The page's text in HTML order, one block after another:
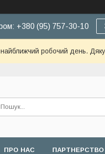
+380 (95) 757-30-10
робочий день.
ПРО НАС ПАРТНЕРСТВО